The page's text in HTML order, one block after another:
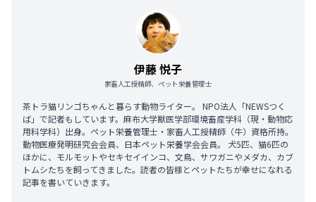
伊藤 悦子
家畜人工授精師、ペット栄養管理士
茶トラ猫リンゴちゃんと暮らす動物ライター。 NPO法人「NEWSつく
ば」で記者もしています。麻布大学獣医学部環境畜産学科（現・動物応
用科学科）出身。ペット栄養管理士・家畜人工授精師（牛）資格所持。
動物医療発明研究会会員、日本ペット栄養学会会員。 犬5匹、猫6匹の
ほかに、モルモットやセキセイインコ、文鳥、サワガニやメダカ、カブ
トムシたちを飼ってきました。読者の皆様とペットたちが幸せになれる
記事を書いていきます。